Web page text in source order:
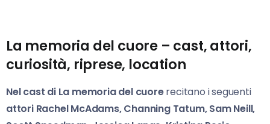
La memoria del cuore – cast, attori,
curiosità, riprese, location
Nel cast di La memoria del cuorerecitano i seguenti
attori Rachel McAdams, Channing Tatum, Sam Neill,